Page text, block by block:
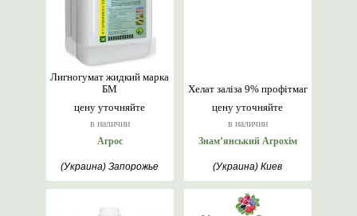
цену уточняйте
в наличии
Лигногумат жидкий марка
БМ
Агрос
(Украина) Запорожье
цену уточняйте
в наличии
Хелат заліза 9% профітмаг
Знам’янський Агрохім
(Украина) Киев